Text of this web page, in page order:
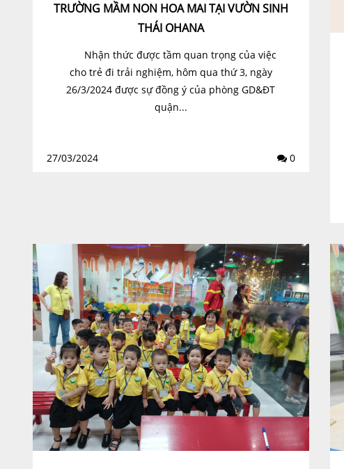
TRƯỜNG MẦM NON HOA MAI TẠI VƯỜN SINH
THÁI OHANA
Nhận thức được tầm quan trọng của việc
cho trẻ đi trải nghiệm, hôm qua thứ 3, ngày
26/3/2024 được sự đồng ý của phòng GD&ĐT
quận...
27/03/2024 0